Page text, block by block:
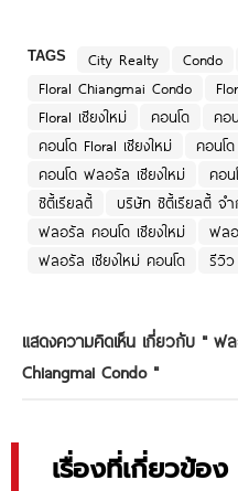
TAGS City Realty Condo
Floral Chiangmai Condo
Floral เชียงใหม่
คอนโด
คอ
คอนโด Floral เชียงใหม่
คอนโ
คอนโด ฟลอรัล เชียงใหม่
คอ
ซิตี้เรียลตี้
บริษัท ซิตี้เรียลตี้ จ
ฟลอรัล คอนโด เชียงใหม่
ฟลอ
ฟลอรัล เชียงใหม่ คอนโด
รีวิ
แสดงความคิดเห็น เกี่ยวกับ " ฟล
Chiangmai Condo"
เรื่องที่เกี่ยวข้อง